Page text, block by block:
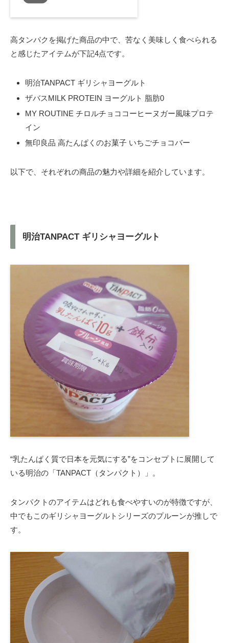
高タンパクを掲げた商品の中で、苦なく美味しく食べられる
と感じたアイテムが下記4点です。
明治TANPACT ギリシャヨーグルト
ザバスMILK PROTEIN ヨーグルト 脂肪0
MY ROUTINE チロルチョココーヒーヌガー風味プロテ
イン
無印良品 高たんぱくのお菓子 いちごチョコバー
以下で、それぞれの商品の魅力や詳細を紹介しています。
明治TANPACT ギリシャヨーグルト
“乳たんぱく質で日本を元気にする”をコンセプトに展開して
いる明治の「TANPACT（タンパクト）」。
タンパクトのアイテムはどれも食べやすいのが特徴ですが、
中でもこのギリシャヨーグルトシリーズのプルーンが推しで
す。